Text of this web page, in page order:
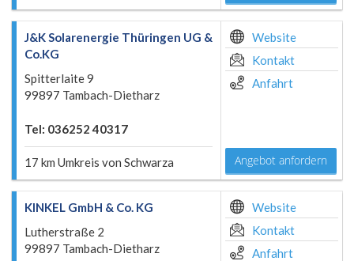
J&K Solarenergie Thüringen UG &
Co.KG
Spitterlaite 9
99897 Tambach-Dietharz
Tel: 036252 40317
17 km Umkreis von Schwarza
Website
Kontakt
Anfahrt
Angebot anfordern
KINKEL GmbH & Co. KG
Lutherstraße 2
99897 Tambach-Dietharz
Website
Kontakt
Anfahrt